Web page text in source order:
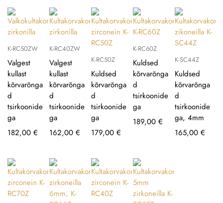
K-RC50ZW
Valgest
kullast
kõrvarõnga
d
tsirkoonide
ga
182,00 €
K-RC40ZW
Valgest
kullast
kõrvarõnga
d
tsirkoonide
ga
162,00 €
K-RC50Z
Kuldsed
kõrvarõnga
d
tsirkoonide
ga
179,00 €
K-RC60Z
Kuldsed
kõrvarõnga
d
tsirkoonide
ga
189,00 €
K-SC44Z
Kuldsed
kõrvarõnga
d
tsirkoonide
ga, 4mm
165,00 €